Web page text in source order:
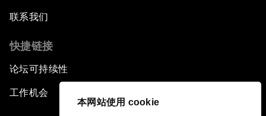
本网站使用 cookie
联系我们
快捷链接
论坛可持续性
工作机会